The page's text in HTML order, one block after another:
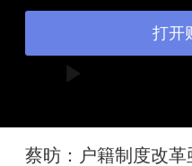
打开
蔡昉：户籍制度改革